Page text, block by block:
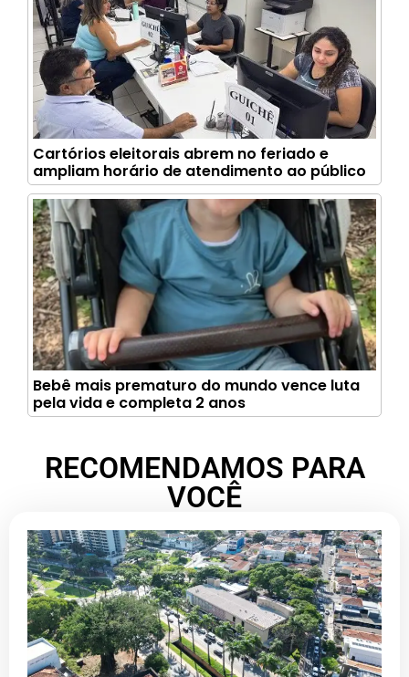
Cartórios eleitorais abrem no feriado e
ampliam horário de atendimento ao público
Bebê mais prematuro do mundo vence luta
pela vida e completa 2 anos
RECOMENDAMOS PARA
VOCÊ